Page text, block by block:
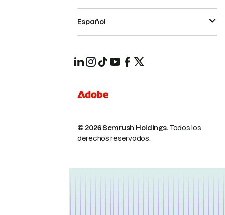
© 2026 Semrush Holdings.Todos los
derechos reservados.
Español